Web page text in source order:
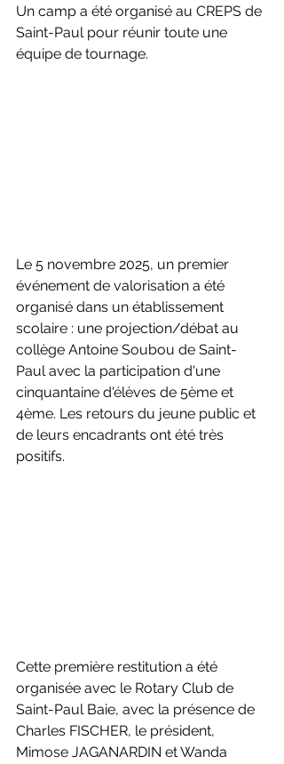
Un camp a été organisé au CREPS de
Saint-Paul pour réunir toute une
équipe de tournage.
Le 5 novembre 2025, un premier
événement de valorisation a été
organisé dans un établissement
scolaire : une projection/débat au
collège Antoine Soubou de Saint-
Paul avec la participation d'une
cinquantaine d'élèves de 5ème et
4ème. Les retours du jeune public et
de leurs encadrants ont été très
positifs.
Cette première restitution a été
organisée avec le Rotary Club de
Saint-Paul Baie, avec la présence de
Charles FISCHER, le président,
Mimose JAGANARDIN et Wanda